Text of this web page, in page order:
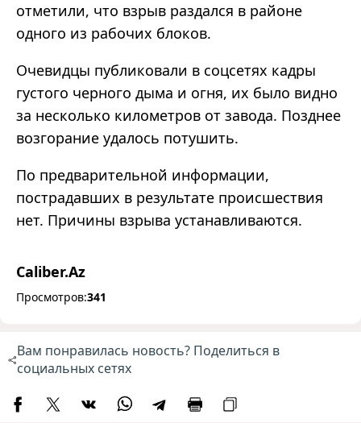
отметили, что взрыв раздался в районе
одного из рабочих блоков.
Очевидцы публиковали в соцсетях кадры
густого черного дыма и огня, их было видно
за несколько километров от завода. Позднее
возгорание удалось потушить.
По предварительной информации,
пострадавших в результате происшествия
нет. Причины взрыва устанавливаются.
Caliber.Az
Просмотров:341
Вам понравилась новость? Поделиться в
социальных сетях